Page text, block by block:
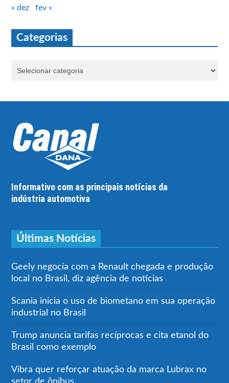
« dez fev »
Categorias
Informativo com as principais notícias da
indústria automotiva
Últimas Notícias
Geely negocia com a Renault chegada e produção
local no Brasil, diz agência de notícias
Scania inicia o uso de biometano em sua operação
industrial no Brasil
Trump anuncia tarifas recíprocas e cita etanol do
Brasil como exemplo
Vibra quer reforçar atuação da marca Lubrax no